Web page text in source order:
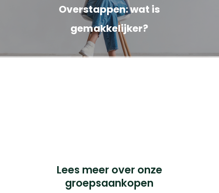
Overstappen: wat is
gemakkelijker?
Lees meer over onze
groepsaankopen